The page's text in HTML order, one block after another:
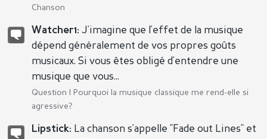
Chanson
Watcher1: J'imagine que l'effet de la musique
dépend généralement de vos propres goûts
musicaux. Si vous êtes obligé d'entendre une
musique que vous...
Question |
Pourquoi la musique classique me rend-elle si
agressive?
Lipstick: La chanson s'appelle "Fade out Lines" et